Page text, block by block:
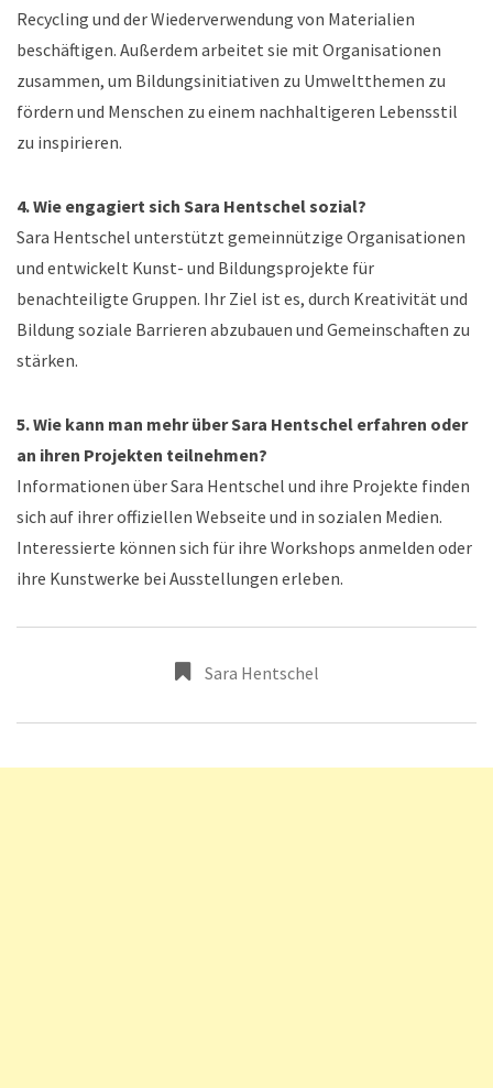
Recycling und der Wiederverwendung von Materialien
beschäftigen. Außerdem arbeitet sie mit Organisationen
zusammen, um Bildungsinitiativen zu Umweltthemen zu
fördern und Menschen zu einem nachhaltigeren Lebensstil
zu inspirieren.
4. Wie engagiert sich Sara Hentschel sozial?
Sara Hentschel unterstützt gemeinnützige Organisationen
und entwickelt Kunst- und Bildungsprojekte für
benachteiligte Gruppen. Ihr Ziel ist es, durch Kreativität und
Bildung soziale Barrieren abzubauen und Gemeinschaften zu
stärken.
5. Wie kann man mehr über Sara Hentschel erfahren oder
an ihren Projekten teilnehmen?
Informationen über Sara Hentschel und ihre Projekte finden
sich auf ihrer offiziellen Webseite und in sozialen Medien.
Interessierte können sich für ihre Workshops anmelden oder
ihre Kunstwerke bei Ausstellungen erleben.
Sara Hentschel